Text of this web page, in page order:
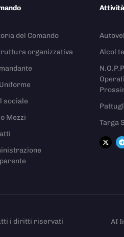
del Comando
organizzativa
sociale
Mezzi
Alcol
Targa
i diritti riservati AI